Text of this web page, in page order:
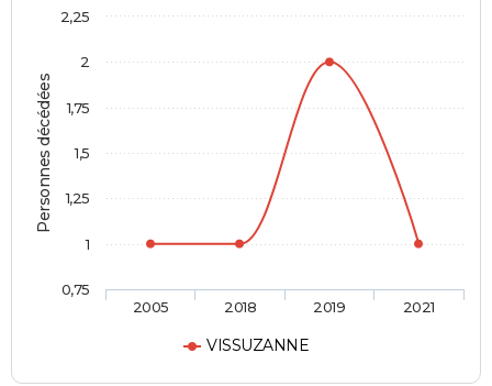
Personnes décédées
VISSUZANNE
2005 2018 2019 2021
0,75
1
1,25
1,5
1,75
2
2,25